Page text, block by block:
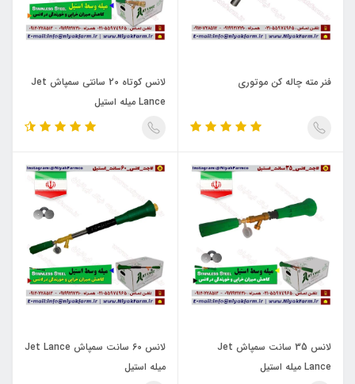
فنر مته چاله کن موتوری
لانس کوتاه 20 سانتی سمپاش Jet
Lance میله استیل
لانس 35 سانت سمپاش Jet
Lance میله استیل
لانس 60 سانت سمپاش Jet Lance
میله استیل